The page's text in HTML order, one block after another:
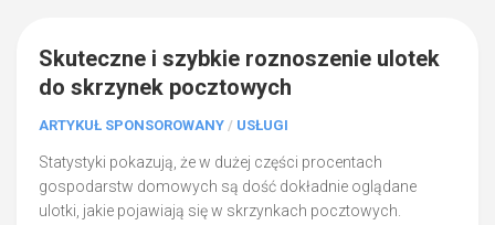
Skuteczne i szybkie roznoszenie ulotek
do skrzynek pocztowych
ARTYKUŁ SPONSOROWANY / USŁUGI
Statystyki pokazują, że w dużej części procentach
gospodarstw domowych są dość dokładnie oglądane
ulotki, jakie pojawiają się w skrzynkach pocztowych.